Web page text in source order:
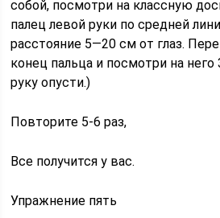
собой, посмотри на классную
палец левой руки по средней
расстояние 5—20 см от глаз.
конец пальца и посмотри на него
руку опусти.)
Повторите 5-6 раз,
Все получится у вас.
Упражнение пять